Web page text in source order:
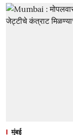
मुंबई